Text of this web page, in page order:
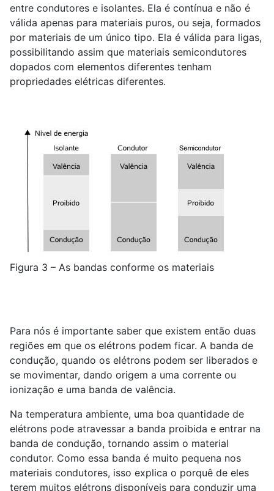
entre condutores e isolantes. Ela é contínua e não é
válida apenas para materiais puros, ou seja, formados
por materiais de um único tipo. Ela é válida para ligas,
possibilitando assim que materiais semicondutores
dopados com elementos diferentes tenham
propriedades elétricas diferentes.
Figura 3 – As bandas conforme os materiais
Para nós é importante saber que existem então duas
regiões em que os elétrons podem ficar. A banda de
condução, quando os elétrons podem ser liberados e
se movimentar, dando origem a uma corrente ou
ionização e uma banda de valência.
Na temperatura ambiente, uma boa quantidade de
elétrons pode atravessar a banda proibida e entrar na
banda de condução, tornando assim o material
condutor. Como essa banda é muito pequena nos
materiais condutores, isso explica o porquê de eles
terem muitos elétrons disponíveis para conduzir uma